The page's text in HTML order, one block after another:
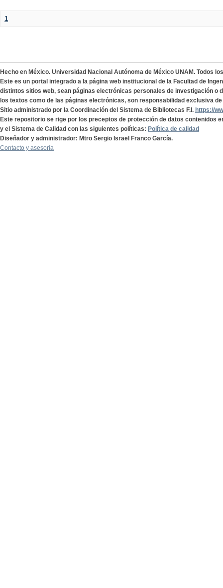
1
Hecho en México. Universidad Nacional Autónoma de México UNAM. Todos
Este es un portal integrado a la página web institucional de la Facultad de
distintos sitios web, sean páginas electrónicas personales de investigación o
los textos como de las páginas electrónicas, son responsabilidad exclusiva
Sitio administrado por la Coordinación del Sistema de Bibliotecas F.I. https://
Este repositorio se rige por los preceptos de protección de datos contenidos
y el Sistema de Calidad con las siguientes políticas: Política de calidad
Diseñador y administrador: Mtro Sergio Israel Franco García.
Contacto y asesoría